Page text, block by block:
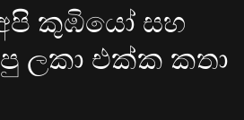
කුඹියෝ සහ
ලකා එක්ක කතා